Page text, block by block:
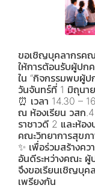
ขอเชิญบุคลากรคณ
ให้การต้อนรับผู้ปก
ใน “กิจกรรมพบผู้ป
วันจันทร์ที่ 1 มิถุนา
⏰ เวลา 14.30 –
ณ ห้องเรียน วสก
ราชาวดี 2 และห้อง
คณะวิทยาการสุขภ
✨ เพื่อร่วมสร้างค
อันดีระหว่างคณะ ผู้
จึงขอเรียนเชิญบุค
เพรียงกัน